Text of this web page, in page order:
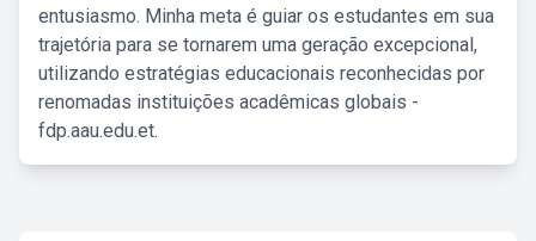
entusiasmo. Minha meta é guiar os estudantes em sua
trajetória para se tornarem uma geração excepcional,
utilizando estratégias educacionais reconhecidas por
renomadas instituições acadêmicas globais -
fdp.aau.edu.et.